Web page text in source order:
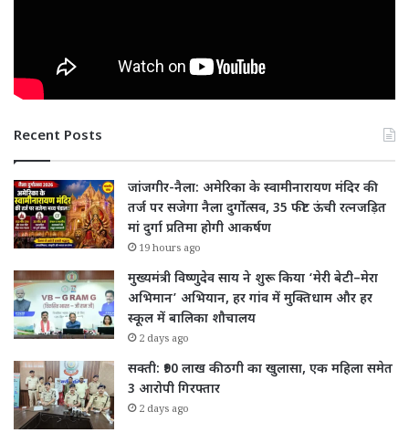
Recent Posts
जांजगीर-नैला: अमेरिका के स्वामीनारायण मंदिर की
तर्ज पर सजेगा नैला दुर्गोत्सव, 35 फीट ऊंची रत्नजड़ित
मां दुर्गा प्रतिमा होगी आकर्षण
19 hours ago
मुख्यमंत्री विष्णुदेव साय ने शुरू किया ‘मेरी बेटी–मेरा
अभिमान’ अभियान, हर गांव में मुक्तिधाम और हर
स्कूल में बालिका शौचालय
2 days ago
सक्ती: ₹90 लाख की ठगी का खुलासा, एक महिला समेत
3 आरोपी गिरफ्तार
2 days ago